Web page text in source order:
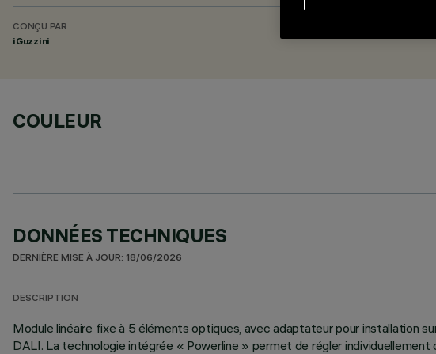
CONÇU PAR
iGuzzini
COULEUR
DONNÉES TECHNIQUES
DERNIÈRE MISE À JOUR: 18/06/2026
DESCRIPTION
Module linéaire fixe à 5 éléments optiques, avec adaptateur pour installation
DALI. La technologie intégrée « Powerline » permet de régler